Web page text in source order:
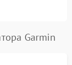
Garmin